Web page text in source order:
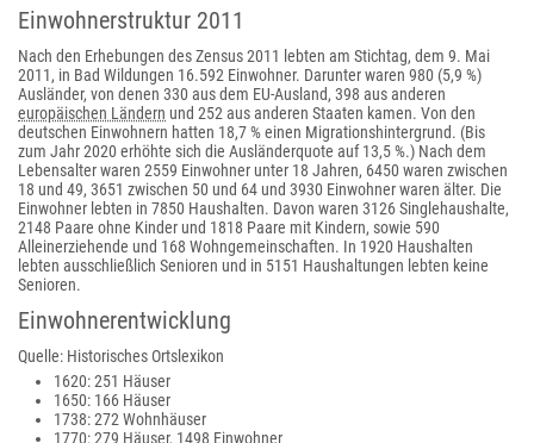
Einwohnerstruktur 2011
Nach den Erhebungen des Zensus 2011 lebten am Stichtag, dem 9. Mai
2011, in Bad Wildungen 16.592 Einwohner. Darunter waren 980 (5,9 %)
Ausländer, von denen 330 aus dem EU-Ausland, 398 aus anderen
europäischen Ländern und 252 aus anderen Staaten kamen. Von den
deutschen Einwohnern hatten 18,7 % einen Migrationshintergrund. (Bis
zum Jahr 2020 erhöhte sich die Ausländerquote auf 13,5 %.) Nach dem
Lebensalter waren 2559 Einwohner unter 18 Jahren, 6450 waren zwischen
18 und 49, 3651 zwischen 50 und 64 und 3930 Einwohner waren älter. Die
Einwohner lebten in 7850 Haushalten. Davon waren 3126 Singlehaushalte,
2148 Paare ohne Kinder und 1818 Paare mit Kindern, sowie 590
Alleinerziehende und 168 Wohngemeinschaften. In 1920 Haushalten
lebten ausschließlich Senioren und in 5151 Haushaltungen lebten keine
Senioren.
Einwohnerentwicklung
Quelle: Historisches Ortslexikon
1620: 251 Häuser
1650: 166 Häuser
1738: 272 Wohnhäuser
1770: 279 Häuser, 1498 Einwohner